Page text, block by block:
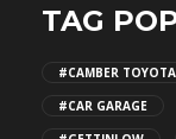
TAG
#CAMBER
#CAR GARAGE